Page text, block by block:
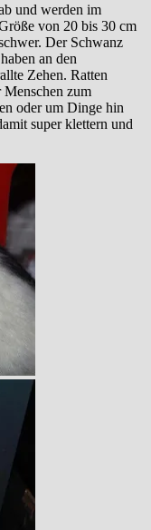
und werden im
von 20 bis 30 cm
Der Schwanz
an den
Zehen. Ratten
zum
oder um Dinge hin
super klettern und